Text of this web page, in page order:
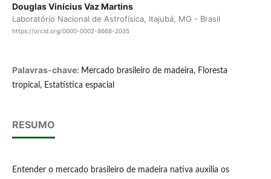
Douglas Vinícius Vaz Martins
Laboratório Nacional de Astrofísica, Itajubá, MG - Brasil
https://orcid.org/0000-0002-8668-2035
Palavras-chave: Mercado brasileiro de madeira, Floresta
tropical, Estatística espacial
RESUMO
Entender o mercado brasileiro de madeira nativa auxilia os